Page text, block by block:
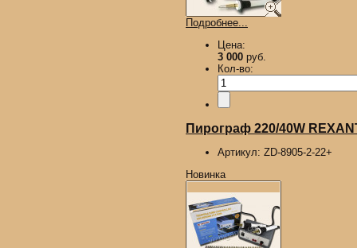
Подробнее...
Цена:
3 000 руб.
Кол-во:
Пирограф 220/40W
Артикул: ZD-8905-2-22+
Новинка